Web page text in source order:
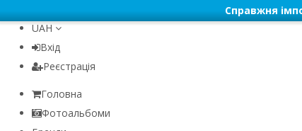
Справжня
UAH
Вхід
Реєстрація
Головна
Фотоальбоми